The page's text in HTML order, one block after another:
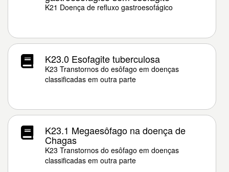
K21 Doença de refluxo gastroesofágico
K23.0 Esofagite tuberculosa
K23 Transtornos do esôfago em doenças
classificadas em outra parte
K23.1 Megaesôfago na doença de
Chagas
K23 Transtornos do esôfago em doenças
classificadas em outra parte